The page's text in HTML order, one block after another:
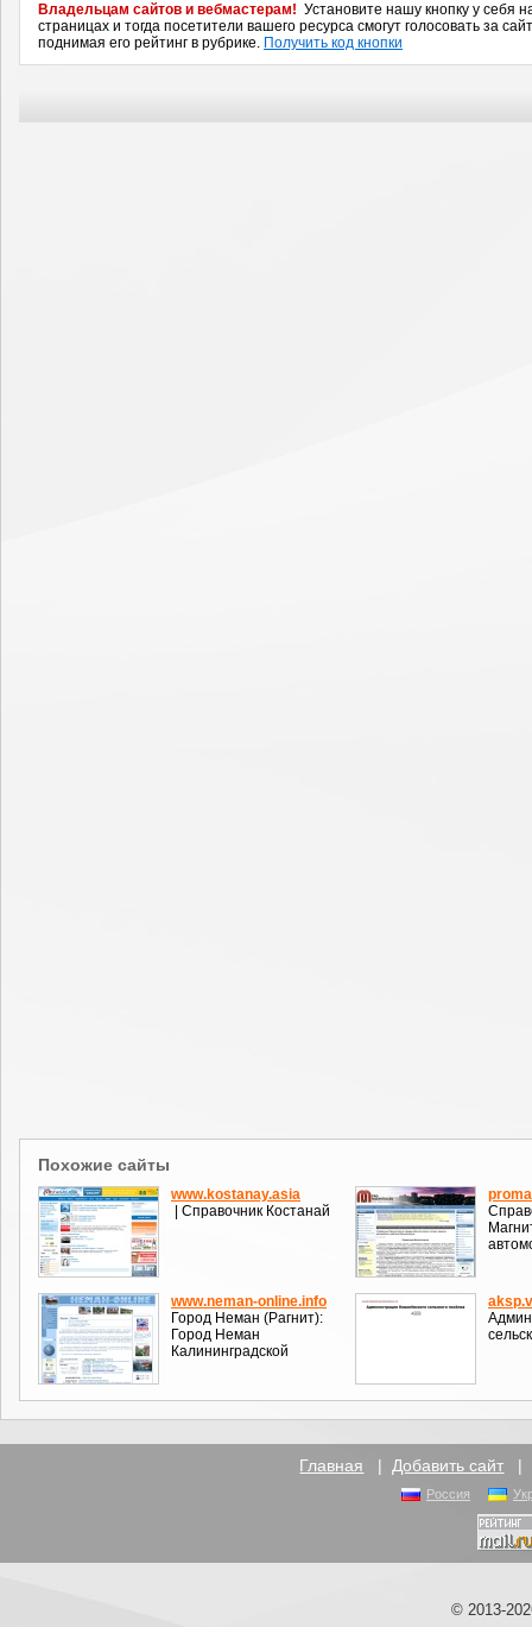
Владельцам сайтов и вебмастерам! Установите нашу кнопку у себя
страницах и тогда посетители вашего ресурса смогут голосовать за
поднимая его рейтинг в рубрике. Получить код кнопки
Похожие сайты
www.kostanay.asia
| Справочник Костанай
www.neman-online.info
Город Неман (Рагнит):
Город Неман
Калининградской
Главная | Добавить сайт |
Россия
© 2013-